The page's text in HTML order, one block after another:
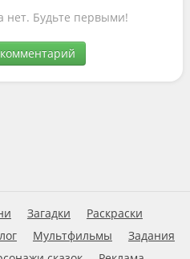
нет. Будьте первыми!
Загадки
Раскраски
Мультфильмы
Задания